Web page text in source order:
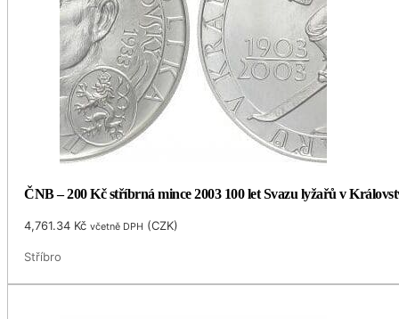
ČNB – 200 Kč stříbrná mince 2003 100 let Svazu lyžařů v
4,761.34 Kč včetně DPH (CZK)
Stříbro